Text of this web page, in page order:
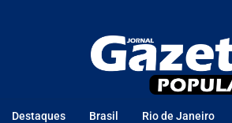
Destaques Brasil Rio de Janeiro